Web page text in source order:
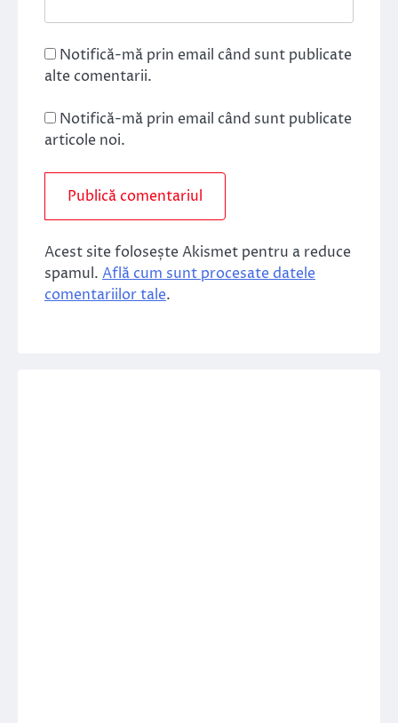
Notifică-mă prin email când sunt publicate
alte comentarii.
Notifică-mă prin email când sunt publicate
articole noi.
Acest site folosește Akismet pentru a reduce
spamul. Află cum sunt procesate datele
comentariilor tale.